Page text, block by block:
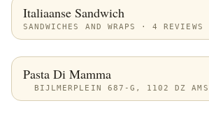
Italiaanse Sandwich
SANDWICHES AND WRAPS · 4 REVIEWS
Pasta Di Mamma